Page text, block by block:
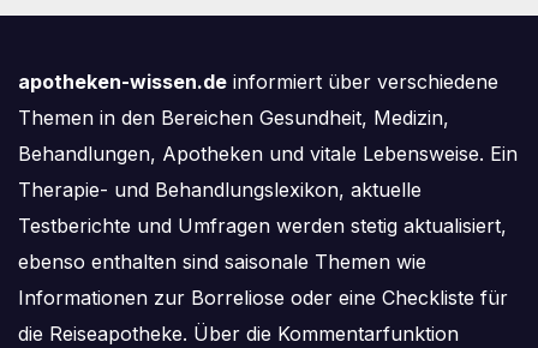
apotheken-wissen.de informiert über verschiedene
Themen in den Bereichen Gesundheit, Medizin,
Behandlungen, Apotheken und vitale Lebensweise. Ein
Therapie- und Behandlungslexikon, aktuelle
Testberichte und Umfragen werden stetig aktualisiert,
ebenso enthalten sind saisonale Themen wie
Informationen zur Borreliose oder eine Checkliste für
die Reiseapotheke. Über die Kommentarfunktion